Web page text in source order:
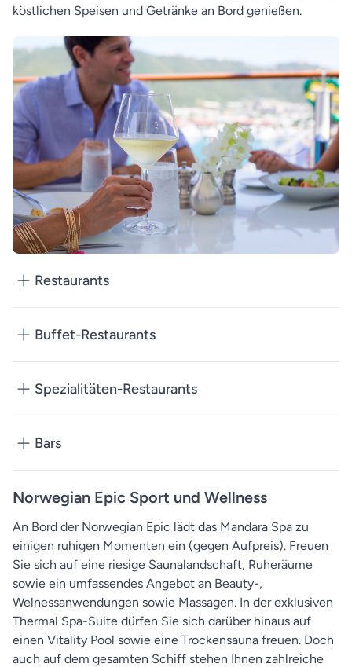
köstlichen Speisen und Getränke an Bord genießen.
Restaurants
Buffet-Restaurants
Spezialitäten-Restaurants
Bars
Norwegian Epic Sport und Wellness
An Bord der Norwegian Epic lädt das Mandara Spa zu
einigen ruhigen Momenten ein (gegen Aufpreis). Freuen
Sie sich auf eine riesige Saunalandschaft, Ruheräume
sowie ein umfassendes Angebot an Beauty-,
Welnessanwendungen sowie Massagen. In der exklusiven
Thermal Spa-Suite dürfen Sie sich darüber hinaus auf
einen Vitality Pool sowie eine Trockensauna freuen. Doch
auch auf dem gesamten Schiff stehen Ihnen zahlreiche